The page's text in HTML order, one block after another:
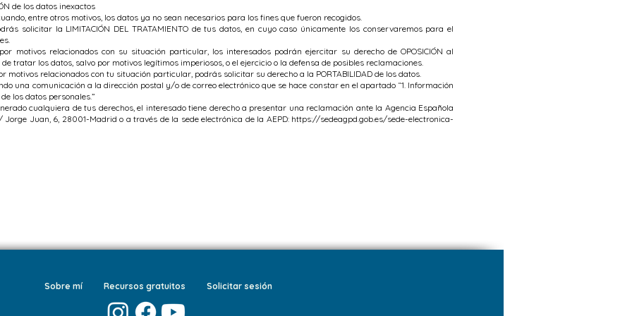
de los datos inexactos
entre otros motivos, los datos ya no sean necesarios para los fines que fueron recogidos.
solicitar la LIMITACIÓN DEL TRATAMIENTO de tus datos, en cuyo caso únicamente los conservaremos para el
motivos relacionados con su situación particular, los interesados podrán ejercitar su derecho de OPOSICIÓN al
tratar los datos, salvo por motivos legítimos imperiosos, o el ejercicio o la defensa de posibles reclamaciones.
relacionados con tu situación particular, podrás solicitar su derecho a la PORTABILIDAD de los datos.
una comunicación a la dirección postal y/o de correo electrónico que se hace constar en el apartado “1. Información
los datos personales.”
cualquiera de tus derechos, el interesado tiene derecho a presentar una reclamación ante la Agencia Española
Jorge Juan, 6, 28001-Madrid o a través de la sede electrónica de la AEPD: https://sedeagpd.gob.es/sede-electronica-
Sobre mí Recursos gratuitos Solicitar sesión